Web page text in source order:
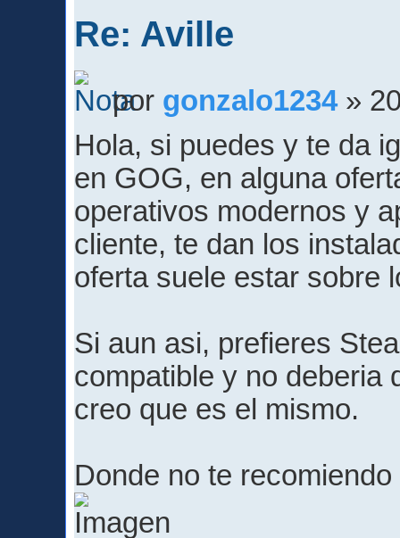
Re: Aville
por gonzalo1234»
Hola, si puedes y te da
en GOG, en alguna
operativos modernos y
cliente, te dan los
oferta suele estar sobre
Si aun asi, prefieres
compatible y no deberia
creo que es el mismo.
Donde no te